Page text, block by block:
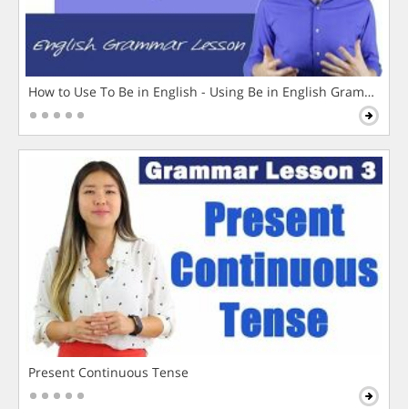
How to Use To Be in English - Using Be in English Grammar
Present Continuous Tense